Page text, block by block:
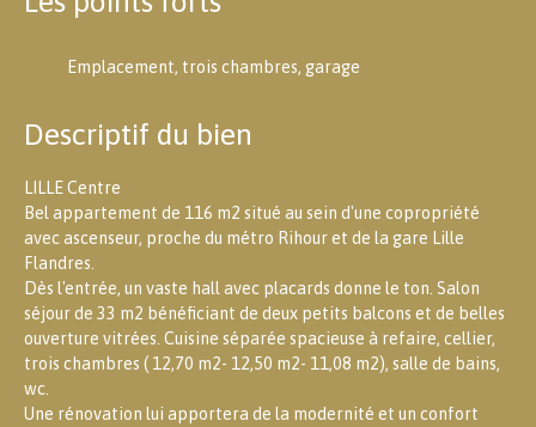
Emplacement, trois chambres, garage
Descriptif du bien
LILLE Centre
Bel appartement de 116 m2 situé au sein d'une copropriété
avec ascenseur, proche du métro Rihour et de la gare Lille
Flandres.
Dès l'entrée, un vaste hall avec placards donne le ton. Salon
séjour de 33 m2 bénéficiant de deux petits balcons et de belles
ouverture vitrées. Cuisine séparée spacieuse à refaire, cellier,
trois chambres ( 12,70 m2- 12,50 m2- 11,08 m2), salle de bains,
wc.
Une rénovation lui apportera de la modernité et un confort